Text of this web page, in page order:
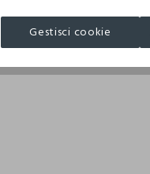
Gestisci cookie